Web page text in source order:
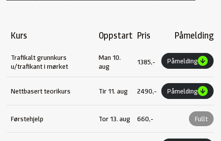
Kurs Oppstart Pris Påmelding
Trafikalt grunnkurs
u/trafikant i mørket
Man 10.
aug
1385,- Påmelding
Nettbasert teorikurs Tir 11. aug 2490,- Påmelding
Førstehjelp Tor 13. aug 660,- Fullt